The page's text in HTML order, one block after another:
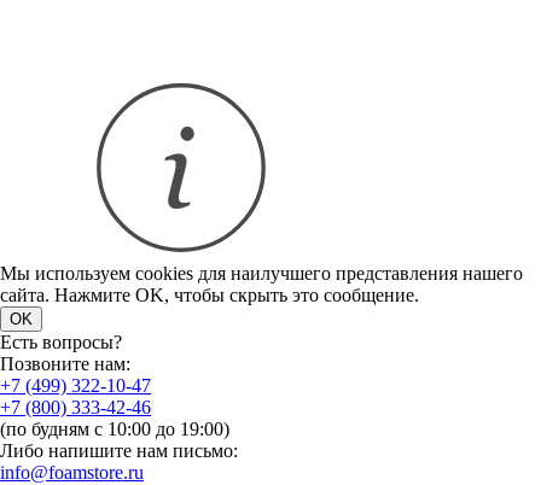
Мы используем cookies для наилучшего представления нашего
сайта. Нажмите OK, чтобы скрыть это сообщение.
OK
Есть вопросы?
Позвоните нам:
+7 (499) 322-10-47
+7 (800) 333-42-46
(по будням с 10:00 до 19:00)
Либо напишите нам письмо:
info@foamstore.ru